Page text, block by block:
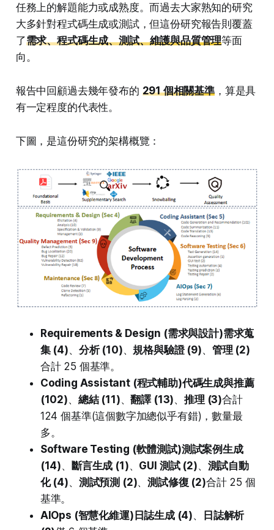
任務上的解題能力或成熟度。而過去大家熟知的研究
大多針對程式碼生成或測試，但這份研究報告則覆蓋
了需求、程式碼生成、測試、維護與品質管理等面
向。
報告中回顧過去幾年發布的 291 個相關基準，算是具
有一定程度的代表性。
下圖，是這份研究的架構概覽：
Requirements & Design (需求與設計)需求蒐
集 (4)、 分析 (10)、 規格與驗證 (9)、 管理 (2)
合計 25 個基準。
Coding Assistant (程式輔助)代碼生成與推薦
(102)、 總結 (11)、翻譯 (13)、推理 (3)合計
124 個基準(這個數字加總似乎有錯)，數量最
多。
Software Testing (軟體測試)測試案例生成
(14)、 斷言生成 (1)、 GUI 測試 (2)、 測試自動
化 (4)、 測試預測 (2)、測試修復 (2)合計 25 個
基準。
AIOps (智慧化維運) 日誌生成 (4)、
日誌解析